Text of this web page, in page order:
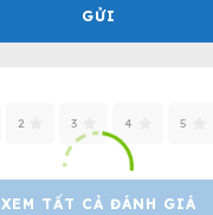
GỬI
2 3 4 5
XEM TẤT CẢ ĐÁNH GIÁ